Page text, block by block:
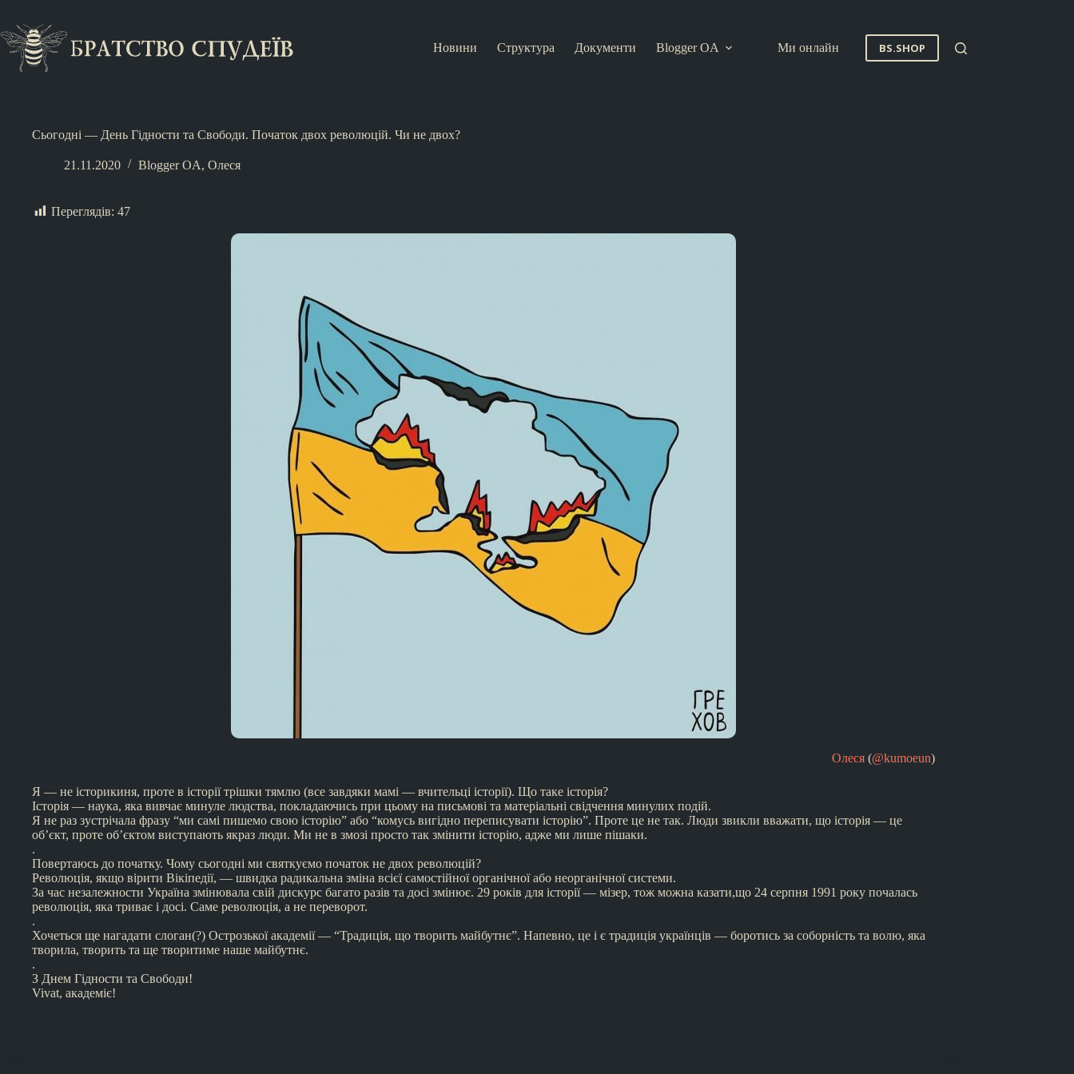
Новини Структура Документи Blogger OA Ми онлайн BS.SHOP
Сьогодні — День Гідности та Свободи. Початок двох революцій. Чи не двох?
21.11.2020 Blogger OA, Олеся
Переглядів: 47
Олеся(@kumoeun)
Я — не історикиня, проте в історії трішки тямлю (все завдяки мамі — вчительці історії). Що таке історія?
Історія — наука, яка вивчає минуле людства, покладаючись при цьому на письмові та матеріальні свідчення минулих подій.
Я не раз зустрічала фразу “ми самі пишемо свою історію” або “комусь вигідно переписувати історію”. Проте це не так. Люди звикли вважати, що історія — це
об’єкт, проте об’єктом виступають якраз люди. Ми не в змозі просто так змінити історію, адже ми лише пішаки.
.
Повертаюсь до початку. Чому сьогодні ми святкуємо початок не двох революцій?
Революція, якщо вірити Вікіпедії, — швидка радикальна зміна всієї самостійної органічної або неорганічної системи.
За час незалежности Україна змінювала свій дискурс багато разів та досі змінює. 29 років для історії — мізер, тож можна казати,що 24 серпня 1991 року почалась
революція, яка триває і досі. Саме революція, а не переворот.
.
Хочеться ще нагадати слоган(?) Острозької академії — “Традиція, що творить майбутнє”. Напевно, це і є традиція українців — боротись за соборність та волю, яка
творила, творить та ще творитиме наше майбутнє.
.
З Днем Гідности та Свободи!
Vivat, академіє!